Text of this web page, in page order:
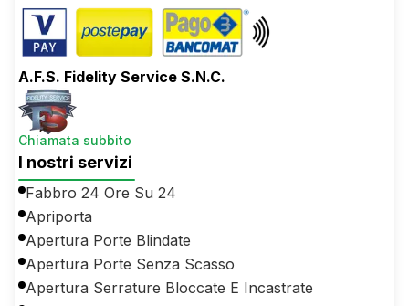
A.F.S. Fidelity Service S.N.C.
Chiamata subbito
I nostri servizi
Fabbro 24 Ore Su 24
Apriporta
Apertura Porte Blindate
Apertura Porte Senza Scasso
Apertura Serrature Bloccate E Incastrate